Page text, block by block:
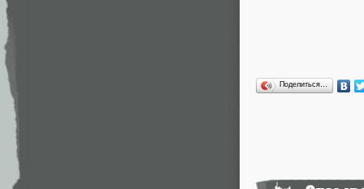
Поделиться…